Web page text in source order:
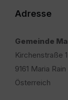
Adresse
Gemeinde
Kirchenstraße 1
9161 Maria Rain
Österreich